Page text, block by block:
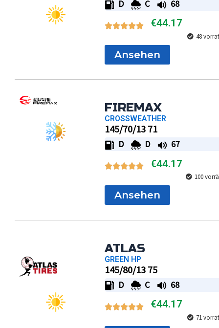
D C 68
€44.17
48
Ansehen
FIREMAX
CROSSWEATHER
145/70/13 71
D D 67
€44.17
100
Ansehen
ATLAS
GREEN HP
145/80/13 75
D C 68
€44.17
71